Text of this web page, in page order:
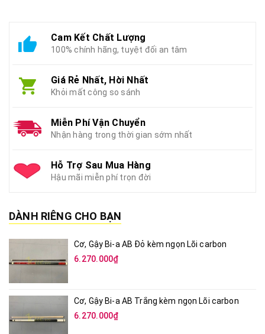
Cam Kết Chất Lượng
100% chính hãng, tuyệt đối an tâm
Giá Rẻ Nhất, Hời Nhất
Khỏi mất công so sánh
Miễn Phí Vận Chuyển
Nhận hàng trong thời gian sớm nhất
Hỗ Trợ Sau Mua Hàng
Hậu mãi miễn phí trọn đời
DÀNH RIÊNG CHO BẠN
Cơ, Gậy Bi-a AB Đỏ kèm ngọn Lõi carbon
6.270.000₫
Cơ, Gậy Bi-a AB Trắng kèm ngọn Lõi carbon
6.270.000₫